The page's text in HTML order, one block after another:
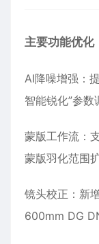
主要功能优化
AI降噪增强：
智能锐化”参数
蒙版工作流：
蒙版羽化范围
镜头校正：新
600mm DG